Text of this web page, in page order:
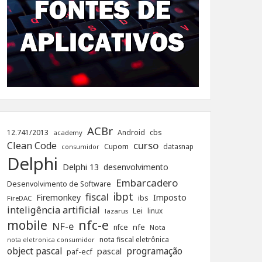
12.741/2013 academy ACBr Android cbs
Clean Code consumidor Cupom curso datasnap
Delphi Delphi 13 desenvolvimento
Desenvolvimento de Software Embarcadero
FireDAC Firemonkey fiscal ibpt ibs Imposto
inteligência artificial lazarus Lei linux
mobile NF-e nfc-e nfce nfe Nota
nota eletronica consumidor nota fiscal eletrônica
object pascal paf-ecf pascal programação